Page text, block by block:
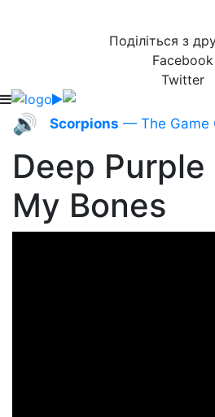
Поділіться з
Facebook
Twitter
🔊 Scorpions — The Game
Deep
My Bones